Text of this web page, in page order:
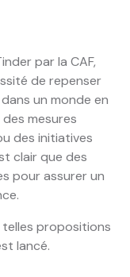
par la CAF,
de repenser
un monde en
mesures
des initiatives
clair que des
pour assurer un
propositions
lancé.